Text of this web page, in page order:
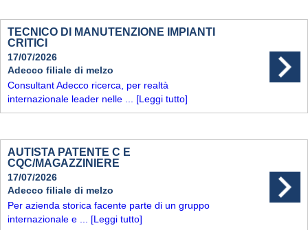
TECNICO DI MANUTENZIONE IMPIANTI
CRITICI
17/07/2026
Adecco filiale di melzo
Consultant Adecco ricerca, per realtà
internazionale leader nelle ... [Leggi tutto]
AUTISTA PATENTE C E
CQC/MAGAZZINIERE
17/07/2026
Adecco filiale di melzo
Per azienda storica facente parte di un gruppo
internazionale e ... [Leggi tutto]